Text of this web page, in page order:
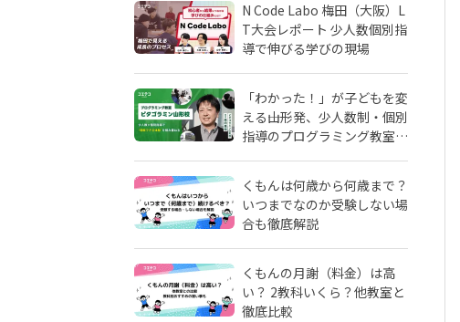
N Code Labo 梅田（大阪）L
T大会レポート 少人数個別指
導で伸びる学びの現場
「わかった！」が子どもを変
える――山形発、少人数制・個別
指導のプログラミング教室
くもんは何歳から何歳まで？
いつまでなのか受験しない場
合も徹底解説
くもんの月謝（料金）は高
い？ 2教科いくら？他教室と
徹底比較